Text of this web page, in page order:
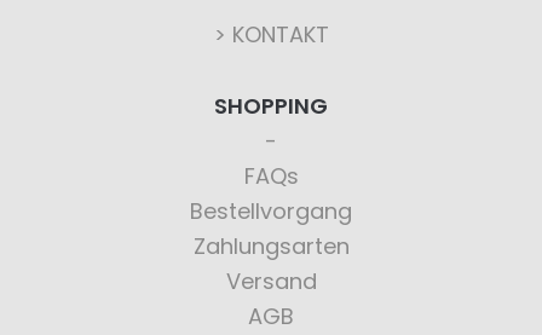
> KONTAKT
SHOPPING
FAQs
Bestellvorgang
Zahlungsarten
Versand
AGB